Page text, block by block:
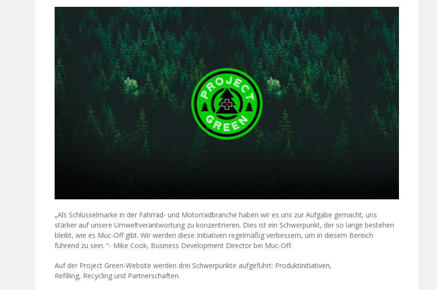
„Als Schlüsselmarke in der Fahrrad- und Motorradbranche haben wir es uns zur Aufgabe gemacht, uns
stärker auf unsere Umweltverantwortung zu konzentrieren. Dies ist ein Schwerpunkt, der so lange bestehen
bleibt, wie es Muc-Off gibt. Wir werden diese Initiativen regelmäßig verbessern, um in diesem Bereich
führend zu sein. “- Mike Cook, Business Development Director bei Muc-Off.
Auf der Project Green-Website werden drei Schwerpunkte aufgeführt: Produktinitiativen,
Refilling, Recycling und Partnerschaften.